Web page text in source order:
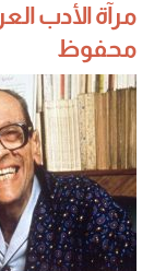
مرآة الأدب
محفوظ